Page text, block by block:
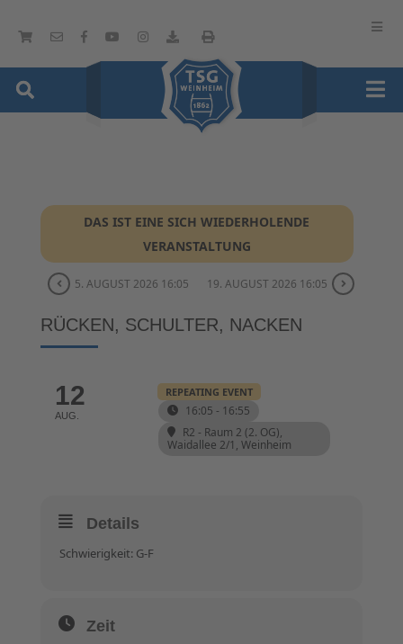
DAS IST EINE SICH WIEDERHOLENDE
VERANSTALTUNG
5. AUGUST 2026 16:05 19. AUGUST 2026 16:05
RÜCKEN, SCHULTER, NACKEN
12
AUG.
REPEATING EVENT
16:05 - 16:55
R2 - Raum 2 (2. OG),
Waidallee 2/1, Weinheim
Details
Schwierigkeit: G-F
Zeit